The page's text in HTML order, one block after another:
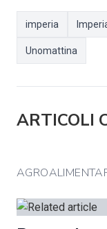
imperia
Unomattina
ARTICOLI